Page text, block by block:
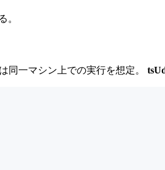
。
同一マシン上での実行を想定。